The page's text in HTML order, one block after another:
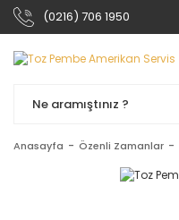
(0216) 706 1950
Anasayfa Özenli Zamanlar